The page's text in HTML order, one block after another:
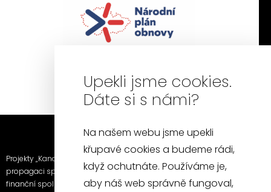
Projekty „Kancelářská židle a křeslo“ a „Fotografie a video k
propagaci společnosti SITUS furniture s.r.o.“ byly realizovány za
finanční spoluúčasti EU prostřednictvím Národního plánu obnovy a
Upekli jsme cookies.
Dáte si s námi?
Na našem webu jsme upekli
křupavé cookies a budeme rádi,
když ochutnáte. Používáme je,
aby náš web správně fungoval,